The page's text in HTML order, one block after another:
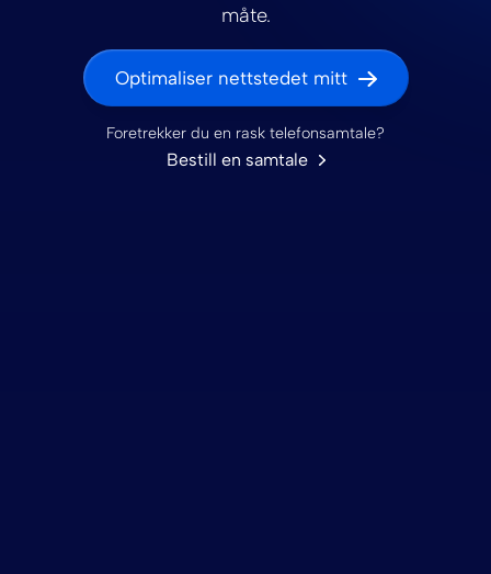
måte.
Optimaliser nettstedet mitt
Foretrekker du en rask telefonsamtale?
Bestill en samtale